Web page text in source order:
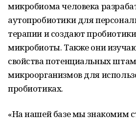
микробиома человека
аутопробиотики для
терапии и создают
микробиоты. Также они
свойства потенциальных
микроорганизмов для
пробиотиках.
«На нашей базе мы знакомим